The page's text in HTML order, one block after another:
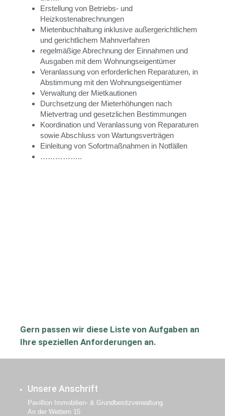
Erstellung von Betriebs- und
Heizkostenabrechnungen
Mietenbuchhaltung inklusive außergerichtlichem
und gerichtlichem Mahnverfahren
regelmäßige Abrechnung der Einnahmen und
Ausgaben mit dem Wohnungseigentümer
Veranlassung von erforderlichen Reparaturen, in
Abstimmung mit den Wohnungseigentümer
Verwaltung der Mietkautionen
Durchsetzung der Mieterhöhungen nach
Mietvertrag und gesetzlichen Bestimmungen
Koordination und Veranlassung von Reparaturen
sowie Abschluss von Wartungsverträgen
Einleitung von Sofortmaßnahmen in Notfällen
……………..
Gern passen wir diese Liste von Aufgaben an
Ihre speziellen Anforderungen an.
Unsere Anschrift
Pavillion Immobilien- & Grundbesitzverwaltung
An der Wettern 15